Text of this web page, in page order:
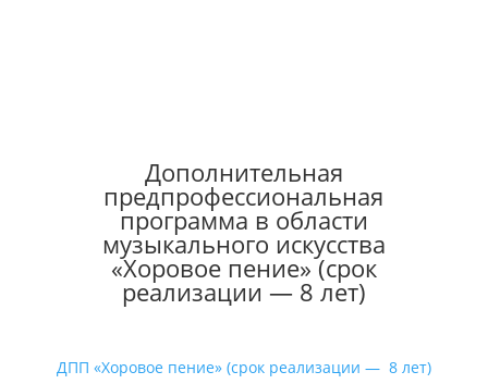
Дополнительная
предпрофессиональная
программа в области
музыкального искусства
«Хоровое пение» (срок
реализации — 8 лет)
ДПП «Хоровое пение» (срок реализации — 8 лет)